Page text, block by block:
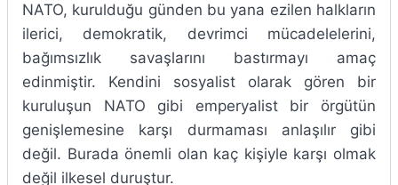
NATO, kurulduğu günden bu yana ezilen halkların
ilerici, demokratik, devrimci mücadelelerini,
bağımsızlık savaşlarını bastırmayı amaç
edinmiştir. Kendini sosyalist olarak gören bir
kuruluşun NATO gibi emperyalist bir örgütün
genişlemesine karşı durmaması anlaşılır gibi
değil. Burada önemli olan kaç kişiyle karşı olmak
değil ilkesel duruştur.